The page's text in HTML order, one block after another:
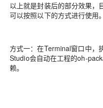
以上就是封装后的部分效果，
可以按照以下的方式进行使用。
方式一：在Terminal窗口中，
Studio会自动在工程的oh-
赖。